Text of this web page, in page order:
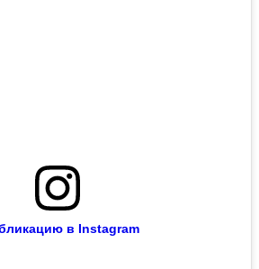
в Instagram